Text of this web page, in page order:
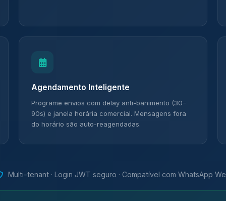
Agendamento Inteligente
Programe envios com delay anti-banimento (30–
90s) e janela horária comercial. Mensagens fora
do horário são auto-reagendadas.
Multi-tenant · Login JWT seguro · Compatível com WhatsApp